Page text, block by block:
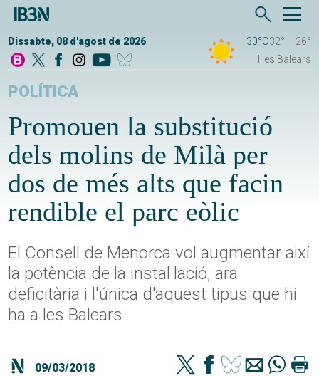
Dissabte, 08 d'agost de 2026 30°C32°
26°
Illes Balears
POLÍTICA
Promouen la substitució
dels molins de Milà per
dos de més alts que facin
rendible el parc eòlic
El Consell de Menorca vol augmentar així
la potència de la instal·lació, ara
deficitària i l'única d'aquest tipus que hi
ha a les Balears
09/03/2018